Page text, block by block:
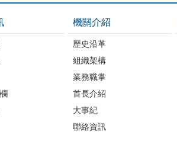
機關介紹
歷史沿革
組織架構
業務職掌
首長介紹
大事紀
聯絡資訊